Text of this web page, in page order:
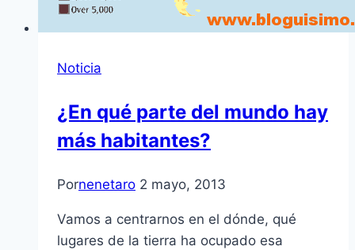
Noticia
¿En qué parte del mundo hay
más habitantes?
Pornenetaro 2 mayo, 2013
Vamos a centrarnos en el dónde, qué
lugares de la tierra ha ocupado esa